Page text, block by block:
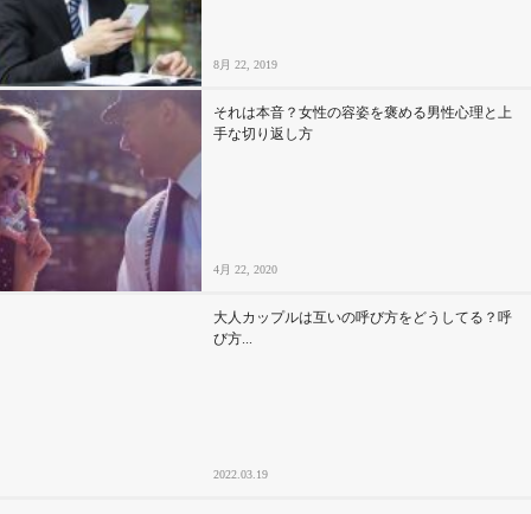
8月 22, 2019
それは本音？女性の容姿を褒める男性心理と上
手な切り返し方
4月 22, 2020
大人カップルは互いの呼び方をどうしてる？呼
び方...
2022.03.19